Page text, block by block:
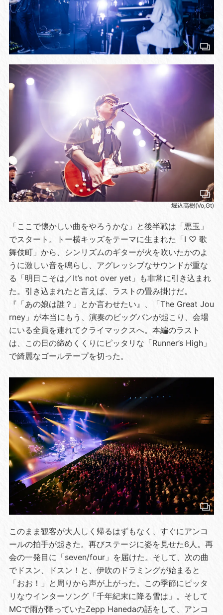
堀込高樹(Vo,Gt)
「ここで懐かしい曲をやろうかな」と後半戦は「悪玉」
でスタート。トー横キッズをテーマに生まれた「I ♡ 歌
舞伎町」から、シンリズムのギターが火を吹いたかのよ
うに激しい音を鳴らし、アグレッシブなサウンドが重な
る「明日こそは／It’s not over yet」も非常に引き込まれ
た。引き込まれたと言えば、ラストの畳み掛けだ。
『「あの娘は誰？」とか言わせたい』、「The Great Jou
rney」が本当にもう、演奏のビッグバンが起こり、会場
にいる全員を連れてクライマックスへ。本編のラスト
は、この日の締めくくりにピッタリな「Runner’s High」
で綺麗なゴールテープを切った。
このまま観客が大人しく帰るはずもなく、すぐにアンコ
ールの拍手が起きた。再びステージに姿を見せた6人。再
会の一発目に「seven/four」を届けた。そして、次の曲
でドスン、ドスン！と、伊吹のドラミングが始まると
「おお！」と周りから声が上がった。この季節にピッタ
リなウインターソング「千年紀末に降る雪は」。そして
MCで雨が降っていたZepp Hanedaの話をして、アンコ